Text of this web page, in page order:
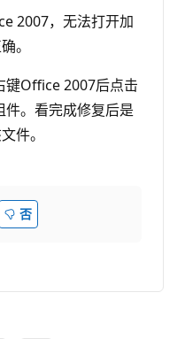
2007，无法打开加
。
键Office 2007后点击
件。看完成修复后是
件。
否